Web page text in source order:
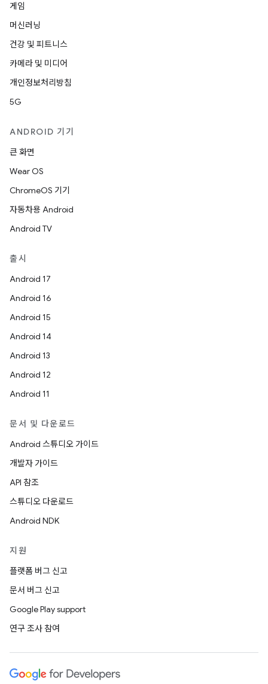
게임
머신러닝
건강 및 피트니스
카메라 및 미디어
개인정보처리방침
5G
ANDROID 기기
큰 화면
Wear OS
ChromeOS 기기
자동차용 Android
Android TV
출시
Android 17
Android 16
Android 15
Android 14
Android 13
Android 12
Android 11
문서 및 다운로드
Android 스튜디오 가이드
개발자 가이드
API 참조
스튜디오 다운로드
Android NDK
지원
플랫폼 버그 신고
문서 버그 신고
Google Play support
연구 조사 참여